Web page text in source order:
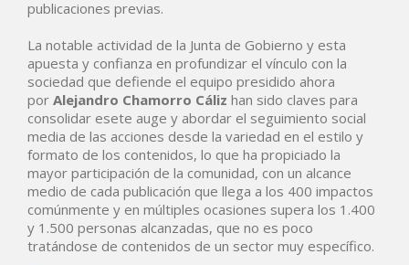
publicaciones previas.
La notable actividad de la Junta de Gobierno y esta
apuesta y confianza en profundizar el vínculo con la
sociedad que defiende el equipo presidido ahora
por Alejandro Chamorro Cáliz han sido claves para
consolidar esete auge y abordar el seguimiento social
media de las acciones desde la variedad en el estilo y
formato de los contenidos, lo que ha propiciado la
mayor participación de la comunidad, con un alcance
medio de cada publicación que llega a los 400 impactos
comúnmente y en múltiples ocasiones supera los 1.400
y 1.500 personas alcanzadas, que no es poco
tratándose de contenidos de un sector muy específico.